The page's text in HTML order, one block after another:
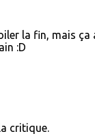
la fin, mais
:D
critique.